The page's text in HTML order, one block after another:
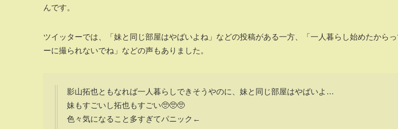
んです。
ツイッターでは、「妹と同じ部屋はやばいよね」などの投稿がある一方、「一人暮らし始めたから
ーに撮られないでね」などの声もありました。
影山拓也ともなれば一人暮らしできそうやのに、妹と同じ部屋はやばいよ…
妹もすごいし拓也もすごい🥺🥺🥺
色々気になること多すぎてパニック←